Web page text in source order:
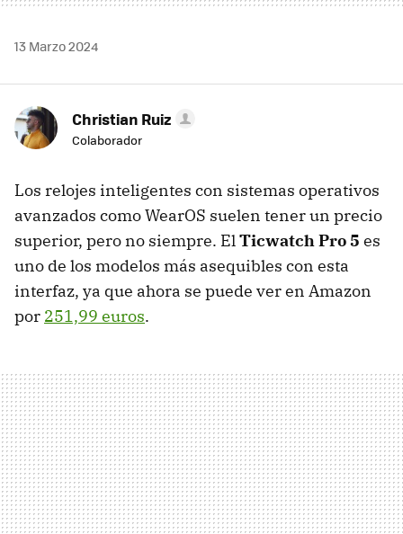
13 Marzo 2024
Christian Ruiz
Colaborador
Los relojes inteligentes con sistemas operativos
avanzados como WearOS suelen tener un precio
superior, pero no siempre. ElTicwatch Pro 5 es
uno de los modelos más asequibles con esta
interfaz, ya que ahora se puede ver en Amazon
por 251,99 euros.